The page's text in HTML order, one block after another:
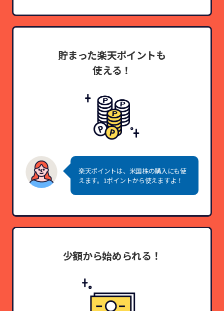
貯まった楽天ポイントも
使える！
楽天ポイントは、米国株の購入にも使
えます。1ポイントから使えますよ！
少額から始められる！